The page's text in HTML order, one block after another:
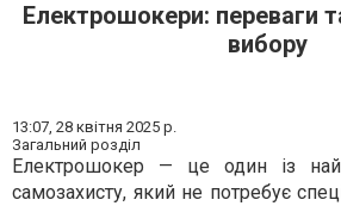
Електрошокери: переваги
вибору
13:07, 28 квітня 2025 р.
Загальний розділ
Електрошокер — це один із
самозахисту, який не потребує